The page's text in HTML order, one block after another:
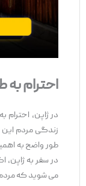
احترام
در ژاپن، احترام
زندگی مردم
‌طور واضح به
در سفر به ژاپن،
می‌ شوید که